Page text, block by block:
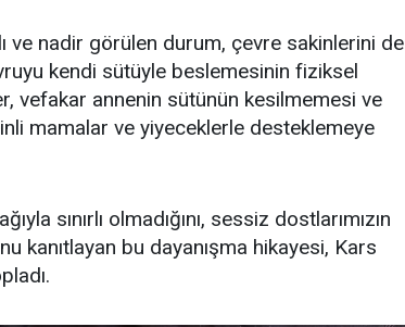
ve nadir görülen durum, çevre sakinlerini de
kendi sütüyle beslemesinin fiziksel
vefakar annenin sütünün kesilmemesi ve
mamalar ve yiyeceklerle desteklemeye
sınırlı olmadığını, sessiz dostlarımızın
kanıtlayan bu dayanışma hikayesi, Kars